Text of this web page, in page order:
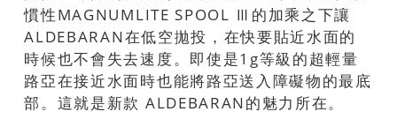
慣性MAGNUMLITE SPOOL Ⅲ的加乘之下讓
ALDEBARAN在低空拋投，在快要貼近水面的
時候也不會失去速度。即使是1g等級的超輕量
路亞在接近水面時也能將路亞送入障礙物的最底
部。這就是新款 ALDEBARAN的魅力所在。